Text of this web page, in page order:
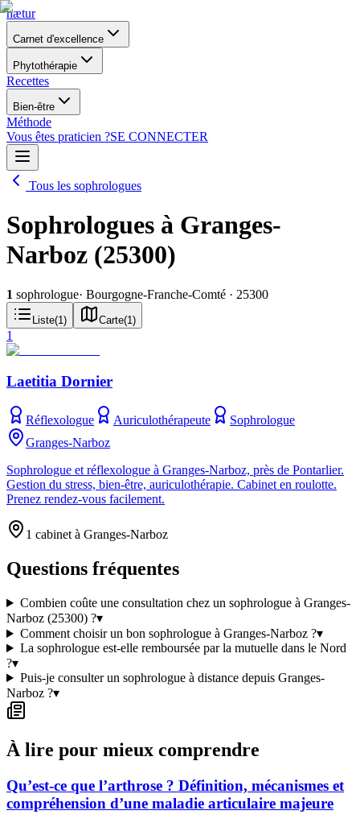
nætur
Carnet d'excellence
Phytothérapie
Recettes
Bien-être
Méthode
Vous êtes praticien ?SE CONNECTER
Tous les sophrologues
Sophrologues à Granges-
Narboz (25300)
1 sophrologue· Bourgogne-Franche-Comté · 25300
Liste(1 ) Carte(1 )
1
Laetitia Dornier
Réflexologue Auriculothérapeute
Sophrologue
Granges-Narboz
Sophrologue et réflexologue à Granges-Narboz, près de Pontarlier.
Gestion du stress, bien-être, auriculothérapie. Cabinet en roulotte.
Prenez rendez-vous facilement.
1 cabinet à Granges-Narboz
Questions fréquentes
Combien coûte une consultation chez un sophrologue à Granges-
Narboz (25300) ?▾
Comment choisir un bon sophrologue à Granges-Narboz ?▾
La sophrologue est-elle remboursée par la mutuelle dans le Nord
?▾
Puis-je consulter un sophrologue à distance depuis Granges-
Narboz ?▾
À lire pour mieux comprendre
Qu’est-ce que l’arthrose ? Définition, mécanismes et
compréhension d’une maladie articulaire majeure